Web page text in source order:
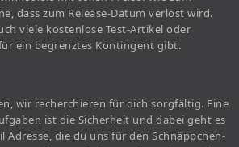
dass zum Release-Datum verlost wird.
viele kostenlose Test-Artikel oder
ein begrenztes Kontingent gibt.
wir recherchieren für dich sorgfältig. Eine
ist die Sicherheit und dabei geht es
Adresse, die du uns für den Schnäppchen-